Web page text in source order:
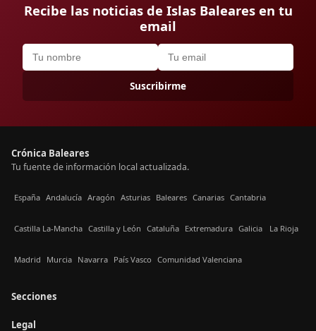
Recibe las noticias de Islas Baleares en tu
email
Suscribirme
Crónica Baleares
Tu fuente de información local actualizada.
España Andalucía Aragón Asturias Baleares Canarias Cantabria
Castilla La-Mancha Castilla y León Cataluña Extremadura Galicia La Rioja
Madrid Murcia Navarra País Vasco Comunidad Valenciana
Secciones
Legal